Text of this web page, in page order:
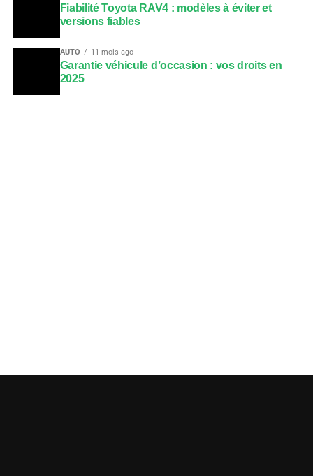
Fiabilité Toyota RAV4 : modèles à éviter et
versions fiables
AUTO 11 mois ago
Garantie véhicule d’occasion : vos droits en
2025